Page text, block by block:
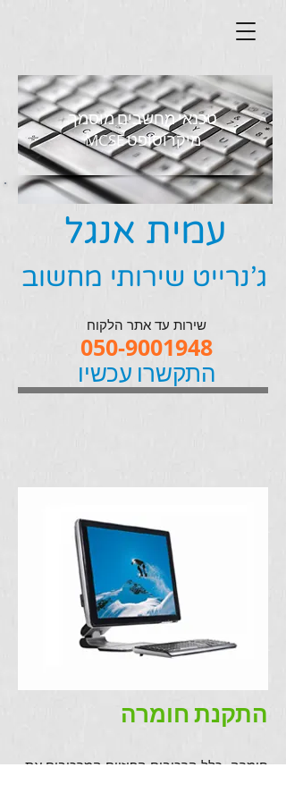
טכנאי מחשבים מוסמך
מיקרוסופטMCSE
שירות עד אתר הלקוח
050-9001948
התקשרו עכשיו
עמית אנגל
ג'נרייט שירותי מחשוב
התקנת חומרה
חומרה=כלל הרכיבים הפיזיים המרכיבים את